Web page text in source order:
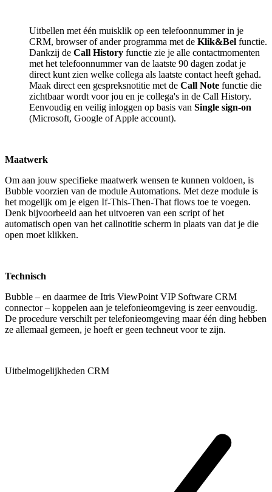
Uitbellen met één muisklik op een telefoonnummer in je
CRM, browser of ander programma met de Klik&Bel functie.
Dankzij de Call History functie zie je alle contactmomenten
met het telefoonnummer van de laatste 90 dagen zodat je
direct kunt zien welke collega als laatste contact heeft gehad.
Maak direct een gespreksnotitie met de Call Note functie die
zichtbaar wordt voor jou en je collega's in de Call History.
Eenvoudig en veilig inloggen op basis van Single sign-on
(Microsoft, Google of Apple account).
Maatwerk
Om aan jouw specifieke maatwerk wensen te kunnen voldoen, is
Bubble voorzien van de module Automations. Met deze module is
het mogelijk om je eigen If-This-Then-That flows toe te voegen.
Denk bijvoorbeeld aan het uitvoeren van een script of het
automatisch open van het callnotitie scherm in plaats van dat je die
open moet klikken.
Technisch
Bubble – en daarmee de Itris ViewPoint VIP Software CRM
connector – koppelen aan je telefonieomgeving is zeer eenvoudig.
De procedure verschilt per telefonieomgeving maar één ding hebben
ze allemaal gemeen, je hoeft er geen techneut voor te zijn.
Uitbelmogelijkheden CRM